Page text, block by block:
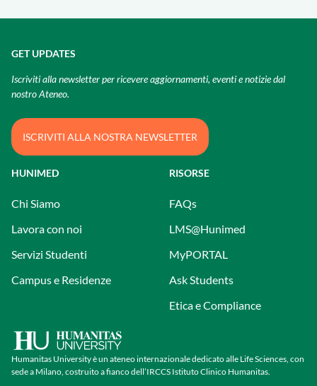
Humanitas University è un ateneo internazionale dedicato alle Life Sciences, con
sede a Milano, costruito a fianco dell’IRCCS Istituto Clinico Humanitas.
HUNIMED
Chi Siamo
Lavora con noi
Servizi Studenti
Campus e Residenze
RISORSE
FAQs
LMS@Hunimed
MyPORTAL
Ask Students
Etica e Compliance
GET UPDATES
Iscriviti alla newsletter per ricevere aggiornamenti, eventi e notizie dal
nostro Ateneo.
ISCRIVITI ALLA NOSTRA NEWSLETTER